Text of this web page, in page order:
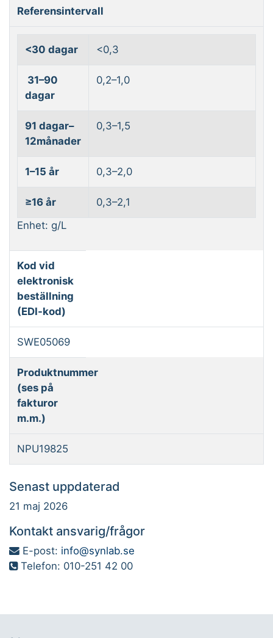
Referensintervall
<30 dagar <0,3
31–90
dagar
0,2–1,0
91 dagar–
12månader
0,3–1,5
1–15 år 0,3–2,0
≥16 år
0,3–2,1
Enhet: g/L
Kod vid
elektronisk
beställning
(EDI-kod)
SWE05069
Produktnummer
(ses på
fakturor
m.m.)
NPU19825
Senast uppdaterad
21 maj 2026
Kontakt ansvarig/frågor
E-post: info@synlab.se
Telefon: 010-251 42 00